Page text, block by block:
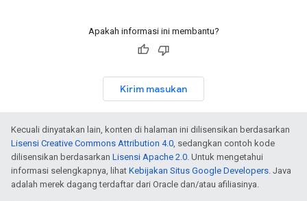
Apakah informasi ini membantu?
Kirim masukan
Kecuali dinyatakan lain, konten di halaman ini dilisensikan berdasarkan
Lisensi Creative Commons Attribution 4.0, sedangkan contoh kode
dilisensikan berdasarkan Lisensi Apache 2.0. Untuk mengetahui
informasi selengkapnya, lihat Kebijakan Situs Google Developers. Java
adalah merek dagang terdaftar dari Oracle dan/atau afiliasinya.